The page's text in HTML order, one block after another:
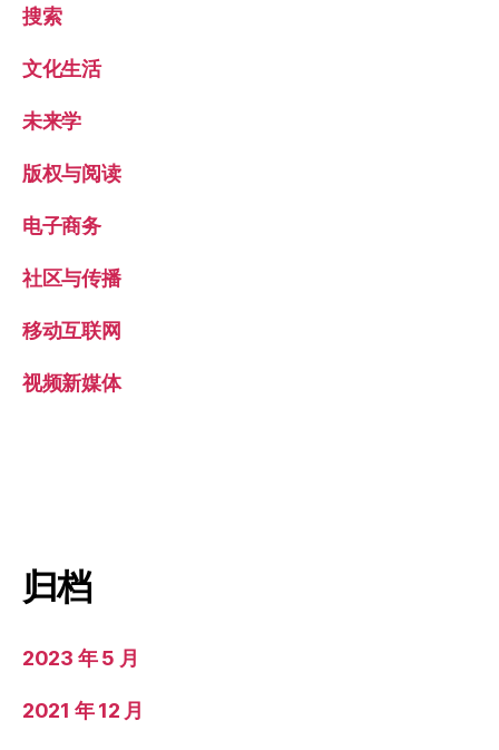
搜索
文化生活
未来学
版权与阅读
电子商务
社区与传播
移动互联网
视频新媒体
归档
2023 年 5 月
2021 年 12 月